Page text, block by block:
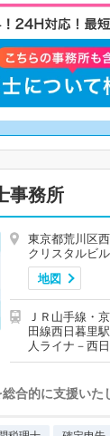
事務所
東京都荒川区
クリスタルビ
地図
ＪＲ山手線・
田線西日暮里
人ライナ－西
合的に支援いた